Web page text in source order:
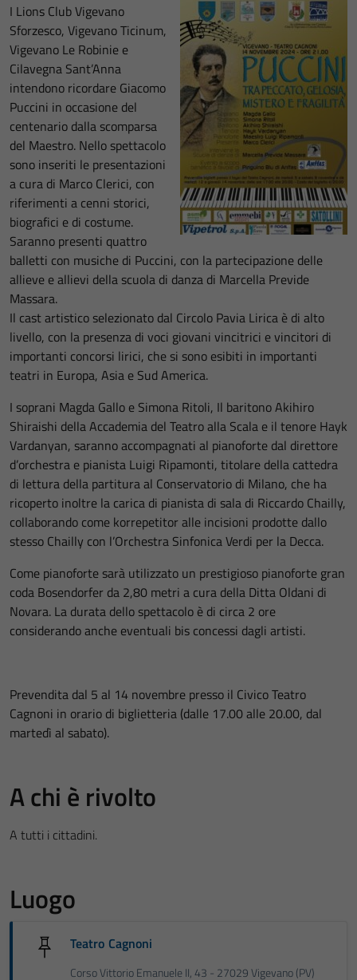
I Lions Club Vigevano
Sforzesco, Vigevano Ticinum,
Vigevano Le Robinie e
Cilavegna Sant’Anna
intendono ricordare Giacomo
Puccini in occasione del
centenario dalla scomparsa
del Maestro. Nello spettacolo
sono inseriti le presentazioni
a cura di Marco Clerici, con
riferimenti a cenni storici,
biografici e di costume.
Saranno presenti quattro
balletti con musiche di Puccini, con la partecipazione delle
allieve e allievi della scuola di danza di Marcella Previde
Massara.
Il cast artistico selezionato dal Circolo Pavia Lirica è di alto
livello, con la presenza di voci giovani vincitrici e vincitori di
importanti concorsi lirici, che si sono esibiti in importanti
teatri in Europa, Asia e Sud America.
I soprani Magda Gallo e Simona Ritoli, Il baritono Akihiro
Shiraishi della Accademia del Teatro alla Scala e il tenore Hayk
Vardanyan, saranno accompagnati al pianoforte dal direttore
d’orchestra e pianista Luigi Ripamonti, titolare della cattedra
di lettura della partitura al Conservatorio di Milano, che ha
ricoperto inoltre la carica di pianista di sala di Riccardo Chailly,
collaborando come korrepetitor alle incisioni prodotte dallo
stesso Chailly con l’Orchestra Sinfonica Verdi per la Decca.
Come pianoforte sarà utilizzato un prestigioso pianoforte gran
coda Bosendorfer da 2,80 metri a cura della Ditta Oldani di
Novara. La durata dello spettacolo è di circa 2 ore
considerando anche eventuali bis concessi dagli artisti.
Prevendita dal 5 al 14 novembre presso il Civico Teatro
Cagnoni in orario di biglietteria (dalle 17.00 alle 20.00, dal
martedì al sabato).
A chi è rivolto
A tutti i cittadini.
Luogo
Teatro Cagnoni
Corso Vittorio Emanuele II, 43 - 27029 Vigevano (PV)